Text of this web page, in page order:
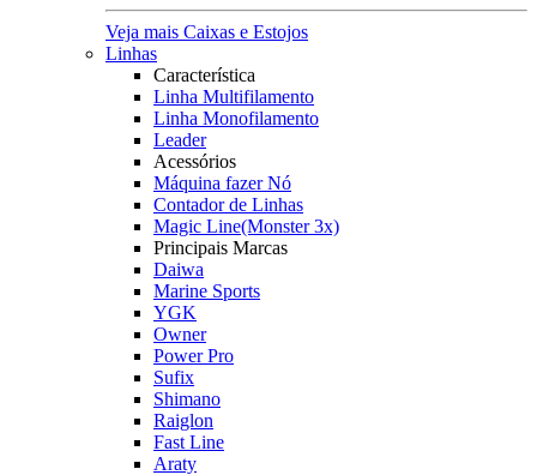
Veja mais Caixas e Estojos
Linhas
Característica
Linha Multifilamento
Linha Monofilamento
Leader
Acessórios
Máquina fazer Nó
Contador de Linhas
Magic Line(Monster 3x)
Principais Marcas
Daiwa
Marine Sports
YGK
Owner
Power Pro
Sufix
Shimano
Raiglon
Fast Line
Araty